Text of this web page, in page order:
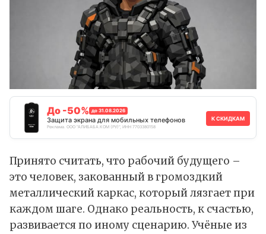
До -50% до 31.08.2026
Защита экрана для мобильных телефонов
Реклама. ООО "АЛИБАБА.КОМ (РУ)", ИНН 7703380158
К СКИДКАМ
Принято считать, что рабочий будущего –
это человек, закованный в громоздкий
металлический каркас, который лязгает при
каждом шаге. Однако реальность, к счастью,
развивается по иному сценарию. Учёные из